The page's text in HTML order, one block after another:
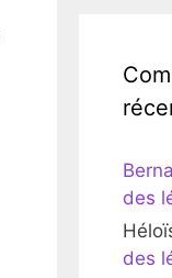
des
des